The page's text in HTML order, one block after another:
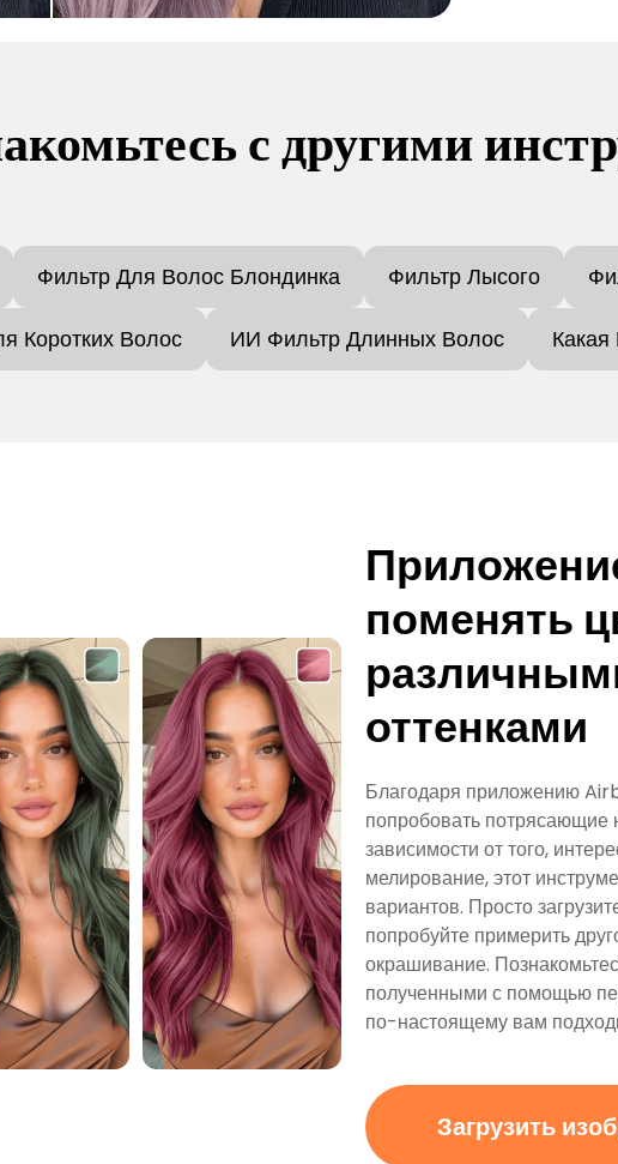
с другими
Фильтр Для Волос Блондинка Фильтр Лысого
Коротких Волос ИИ Фильтр Длинных Волос
поменять
оттенками
Благодаря приложению
попробовать
зависимости от того,
мелирование, этот
вариантов. Просто
попробуйте примерить
окрашивание.
полученными с помощью
по-настоящему вам
Загрузить